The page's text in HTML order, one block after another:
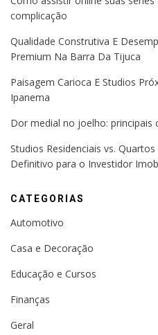
complicação
Qualidade Construtiva E
Premium Na Barra Da Tijuca
Paisagem Carioca E Studios
Ipanema
Dor medial no joelho: principais
Studios Residenciais vs.
Definitivo para o Investidor
CATEGORIAS
Automotivo
Casa e Decoração
Educação e Cursos
Finanças
Geral